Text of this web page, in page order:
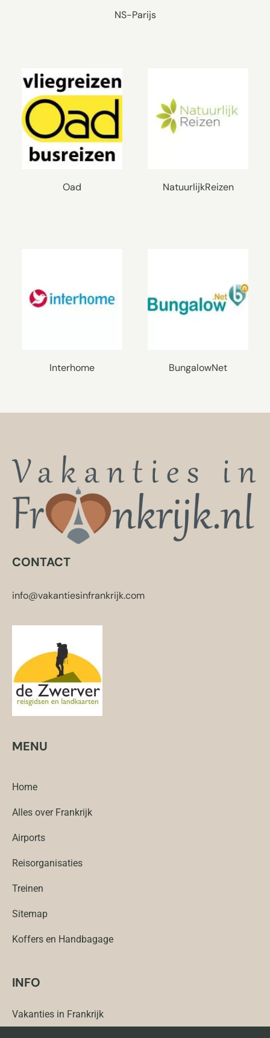
NS-Parijs
Oad NatuurlijkReizen
Interhome BungalowNet
CONTACT
info@vakantiesinfrankrijk.com
MENU
Home
Alles over Frankrijk
Airports
Reisorganisaties
Treinen
Sitemap
Koffers en Handbagage
INFO
Vakanties in Frankrijk